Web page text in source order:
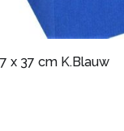
x 37 cm K.Blauw